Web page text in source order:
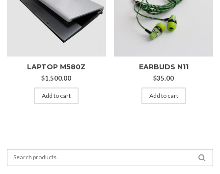
LAPTOP M580Z
$1,500.00
Add to cart
EARBUDS N11
$35.00
Add to cart
Search for: